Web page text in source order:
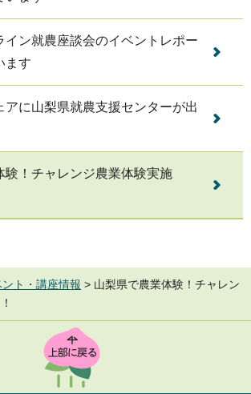
イン就農座談会のイベントレポー
ます
アに山梨県就農支援センターが出
験！チャレンジ農業体験実施
ント・講座情報 > 山梨県で農業体験！チャレン
TOP